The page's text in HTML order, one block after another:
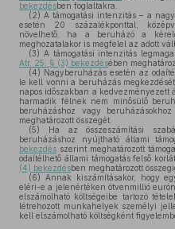
bekezdésben foglaltakra.
(2) A támogatási intenzitás – a
esetén 20 százalékponttal,
növelhető, ha a beruházó a
meghozatalakor is megfelel az adott
(3) A támogatási intenzitás
Atr. 25. § (3) bekezdésében
(4) Nagyberuházás esetén az
le kell vonni a beruházás
napos időszakban a
harmadik félnek nem minősülő
beruházáshoz vagy
meghatározott összegét.
(5) Ha az összeszámítási
beruházáshoz nyújtható állami
bekezdés szerint meghatározott
odaítélhető állami támogatás felső
(4) bekezdésben meghatározott
(6) Annak kiszámításakor, hogy
eléri-e a jelenértéken ötvenmillió
elszámolható költségeibe tartozó
létrehozott munkahelyek személyi
kell elszámolható költségként